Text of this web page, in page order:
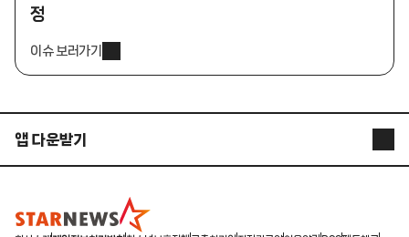
정
이슈 보러가기
앱 다운받기
STARPOLL